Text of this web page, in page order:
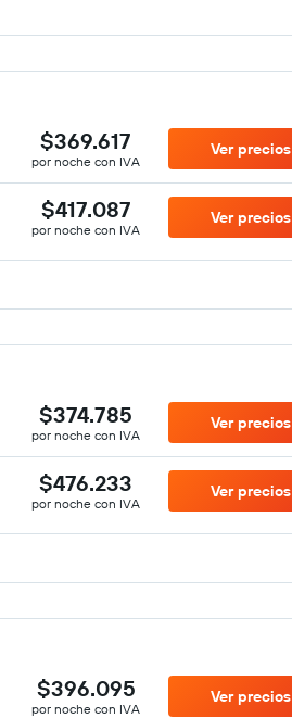
$369.617
por noche con IVA
Ver precios
$417.087
por noche con IVA
Ver precios
$374.785
por noche con IVA
Ver precios
$476.233
por noche con IVA
Ver precios
$396.095
por noche con IVA
Ver precios